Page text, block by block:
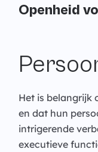
Openheid
Het is belangrijk
en dat hun
intrigerende
executieve